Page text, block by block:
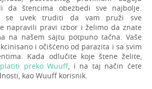
da štencima obezbedi sve najbolje.
se uvek truditi da vam pruži sve
napravili pravi izbor i želimo da znate
na našem sajtu potpuno tačna. Vaše
i očišćeno od parazita i sa svim
Kada odlučite koje štene želite,
preko Wuuff, i na taj način ćete
kao Wuuff korisnik.